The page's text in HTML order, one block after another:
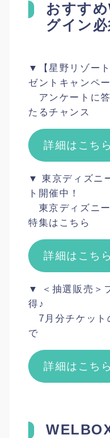
おすす
グイン必
▼【星野リゾー
ゼントキャンペ
アンケートに
たるチャンス
詳細はこちら
▼ 東京ディズニ
ト開催中！
東京ディズニ
特集はこちら
詳細はこちら
▼ ＜抽選販売＞
得♪
7月分チケット
で
詳細はこちら